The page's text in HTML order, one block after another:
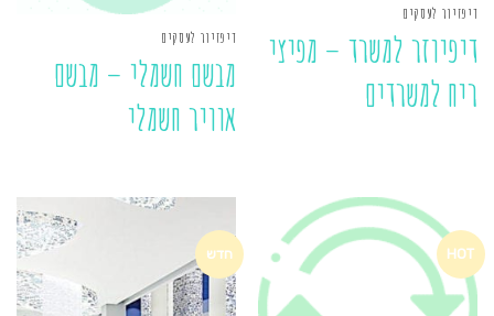
דיפזיור לעסקים
דיפיוזר למשרד – מפיצי
ריח למשרדים
דיפזיור לעסקים
מבשם חשמלי – מבשם
אוויר חשמלי
HOT חדש